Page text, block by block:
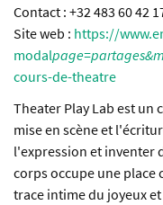
Contact : +32 483 60 42
Site web : https://
modal
cours-de-theatre
Theater Play Lab est un
mise en scène et
l'expression et inventer
corps occupe une place
trace intime du joyeux